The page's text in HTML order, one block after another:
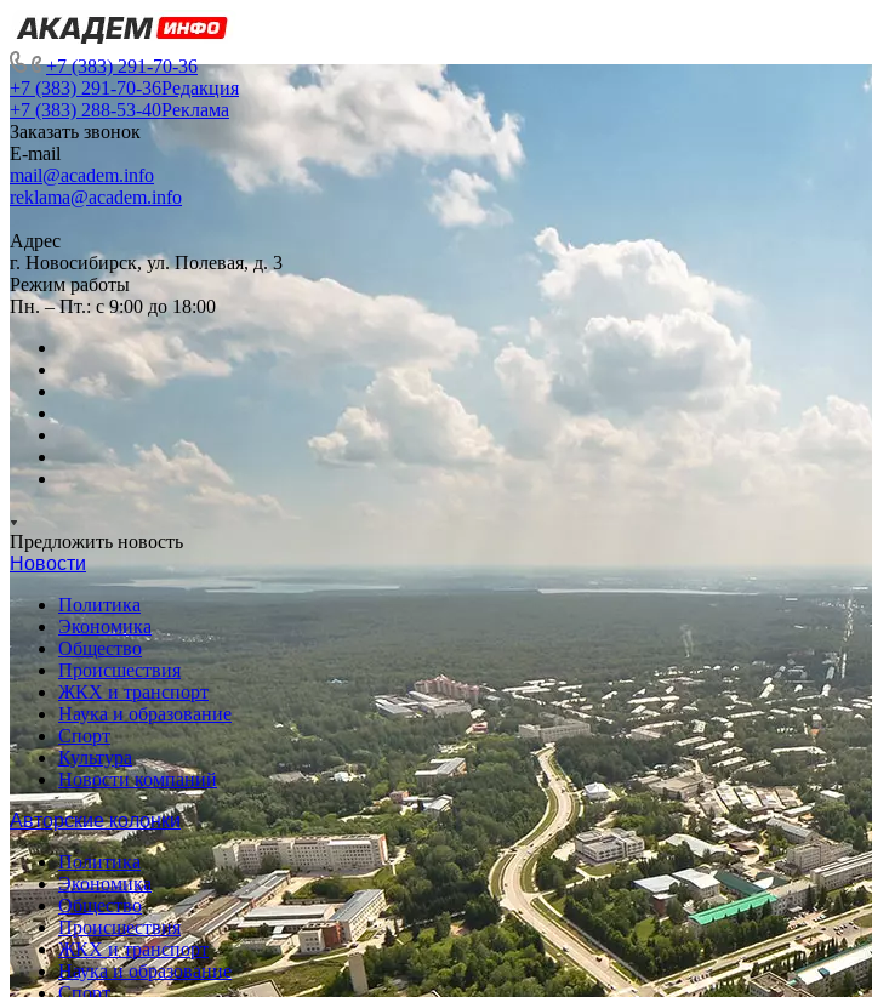
+7 (383) 291-70-36
+7 (383) 291-70-36Редакция
+7 (383) 288-53-40Реклама
Заказать звонок
E-mail
mail@academ.info
reklama@academ.info
Адрес
г. Новосибирск, ул. Полевая, д. 3
Режим работы
Пн. – Пт.: с 9:00 до 18:00
Предложить новость
Новости
Политика
Экономика
Общество
Происшествия
ЖКХ и транспорт
Наука и образование
Спорт
Культура
Новости компаний
Авторские колонки
Политика
Экономика
Общество
Происшествия
ЖКХ и транспорт
Наука и образование
Спорт